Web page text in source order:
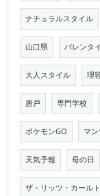
ナチュラルスタイル
山口県 バレンタ
大人スタイル 理
唐戸 専門学校
ポケモンGO マ
天気予報 母の日
ザ・リッツ・カール